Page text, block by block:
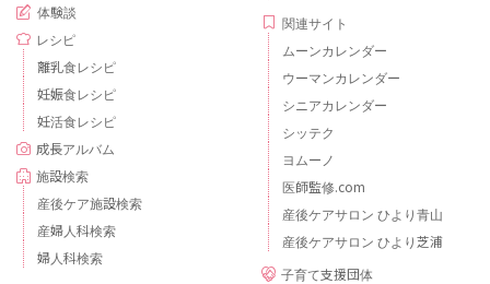
体験談
レシピ
離乳食レシピ
妊娠食レシピ
妊活食レシピ
成長アルバム
施設検索
産後ケア施設検索
産婦人科検索
婦人科検索
関連サイト
ムーンカレンダー
ウーマンカレンダー
シニアカレンダー
シッテク
ヨムーノ
医師監修.com
産後ケアサロン ひより青山
産後ケアサロン ひより芝浦
子育て支援団体